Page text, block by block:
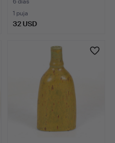
1 puja
32 USD